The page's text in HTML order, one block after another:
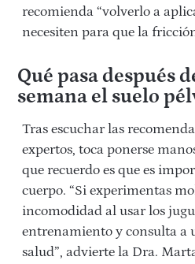
recomienda “volverlo a
necesiten para que la
Qué pasa después
semana el suelo
Tras escuchar las
expertos, toca ponerse
que recuerdo es que es
cuerpo. “Si experimentas
incomodidad al usar los
entrenamiento y consulta a
salud”, advierte la Dra.